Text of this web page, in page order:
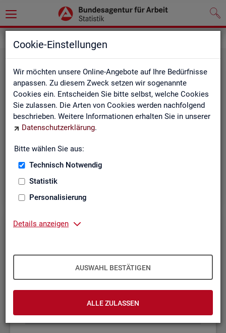
Cookie-Einstellungen
Wir möchten unsere Online-Angebote auf Ihre Bedürfnisse
anpassen. Zu diesem Zweck setzen wir sogenannte
Cookies ein. Entscheiden Sie bitte selbst, welche Cookies
Sie zulassen. Die Arten von Cookies werden nachfolgend
beschrieben. Weitere Informationen erhalten Sie in unserer
Datenschutzerklärung.
Bitte wählen Sie aus:
Technisch Notwendig
Statistik
Personalisierung
Details anzeigen
AUSWAHL BESTÄTIGEN
ALLE ZULASSEN
Rund­schau Ar­beits­markt
Fach­sta­tis­ti­ken